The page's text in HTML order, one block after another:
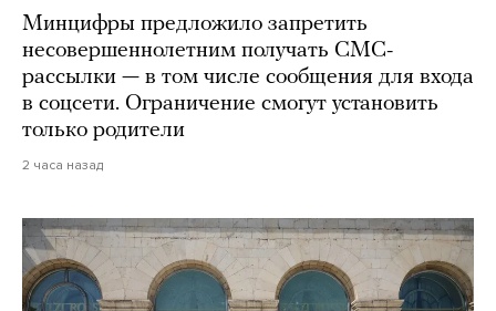
Минцифры предложило запретить
несовершеннолетним получать СМС-
рассылки — в том числе сообщения для входа
в соцсети. Ограничение смогут установить
только родители
2 часа назад